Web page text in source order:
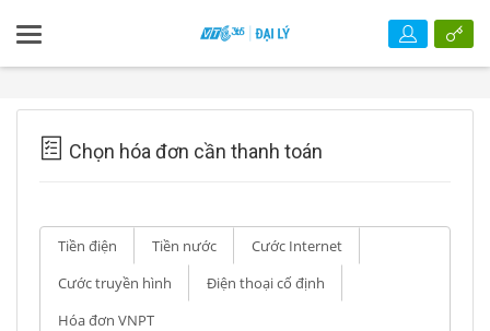
Chọn hóa đơn cần thanh toán
Tiền điện Tiền nước
Cước Internet
Cước truyền hình
Điện thoại cố định
Hóa đơn VNPT